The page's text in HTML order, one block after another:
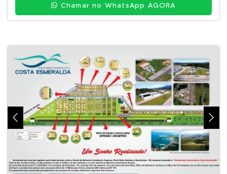
Chamar no WhatsApp AGORA